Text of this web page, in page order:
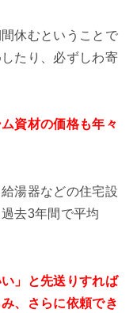
休むということで
たり、必ずしわ寄
資材の価格も年々
湯器などの住宅設
去3年間で平均
」と先送りすれば
、さらに依頼でき